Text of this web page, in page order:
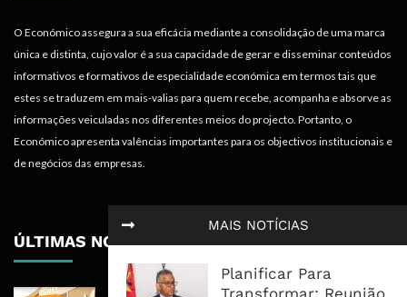
MAIS NOTÍCIAS
Planificar Para
Transformar: Reunião
O Económico assegura a sua eficácia mediante a consolidação de uma marca
única e distinta, cujo valor é a sua capacidade de gerar e disseminar conteúdos
informativos e formativos de especialidade económica em termos tais que
estes se traduzem em mais-valias para quem recebe, acompanha e absorve as
informações veiculadas nos diferentes meios do projecto. Portanto, o
Económico apresenta valências importantes para os objectivos institucionais e
de negócios das empresas.
ÚLTIMAS NOTÍCIAS